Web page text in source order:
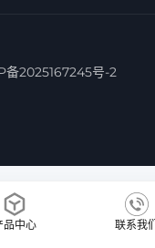
备2025167245号-2
品中心 联系我们